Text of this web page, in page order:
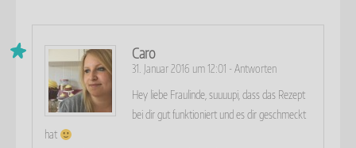
Caro
31. Januar 2016 um 12:01 - Antworten
Hey liebe Fraulinde, suuuupi, dass das Rezept
bei dir gut funktioniert und es dir geschmeckt
hat